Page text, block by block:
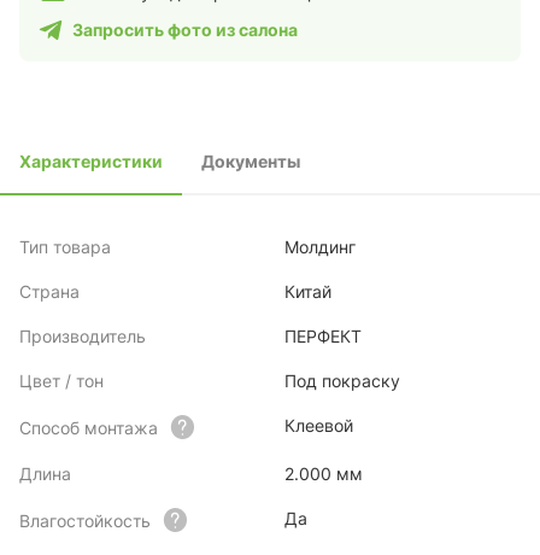
Запросить фото из салона
Характеристики Документы
Тип товара Молдинг
Страна Китай
Производитель ПЕРФЕКТ
Цвет / тон Под покраску
Способ монтажа Клеевой
Длина 2.000 мм
Влагостойкость Да